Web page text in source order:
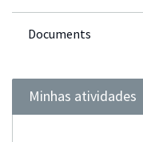
Documents
Minhas atividades